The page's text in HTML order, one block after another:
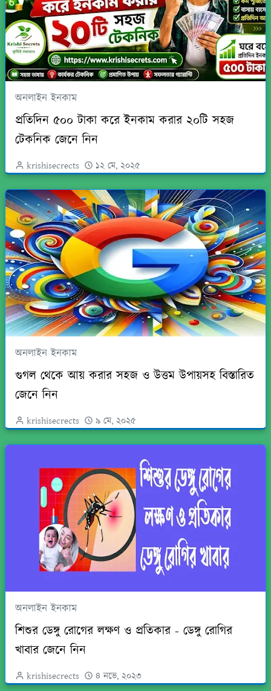
অনলাইন ইনকাম
প্রতিদিন ৫০০ টাকা করে ইনকাম করার ২০টি সহজ
টেকনিক জেনে নিন
krishisecrects ১২ মে, ২০২৫
অনলাইন ইনকাম
গুগল থেকে আয় করার সহজ ও উত্তম উপায়সহ বিস্তারিত
জেনে নিন
krishisecrects ৯ মে, ২০২৫
অনলাইন ইনকাম
শিশুর ডেঙ্গু রোগের লক্ষণ ও প্রতিকার - ডেঙ্গু রোগির
খাবার জেনে নিন
krishisecrects ৪ নভে, ২০২৩